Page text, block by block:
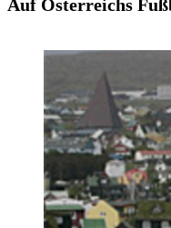
Auf Österreichs